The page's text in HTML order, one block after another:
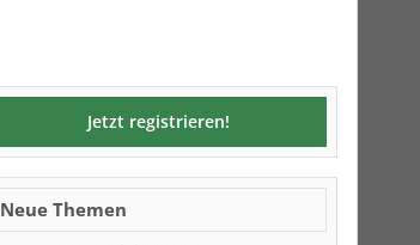
Jetzt registrieren!
Neue Themen